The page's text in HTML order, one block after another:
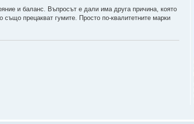
и баланс. Въпросът е дали има друга причина, която
прецакват гумите. Просто по-квалитетните марки